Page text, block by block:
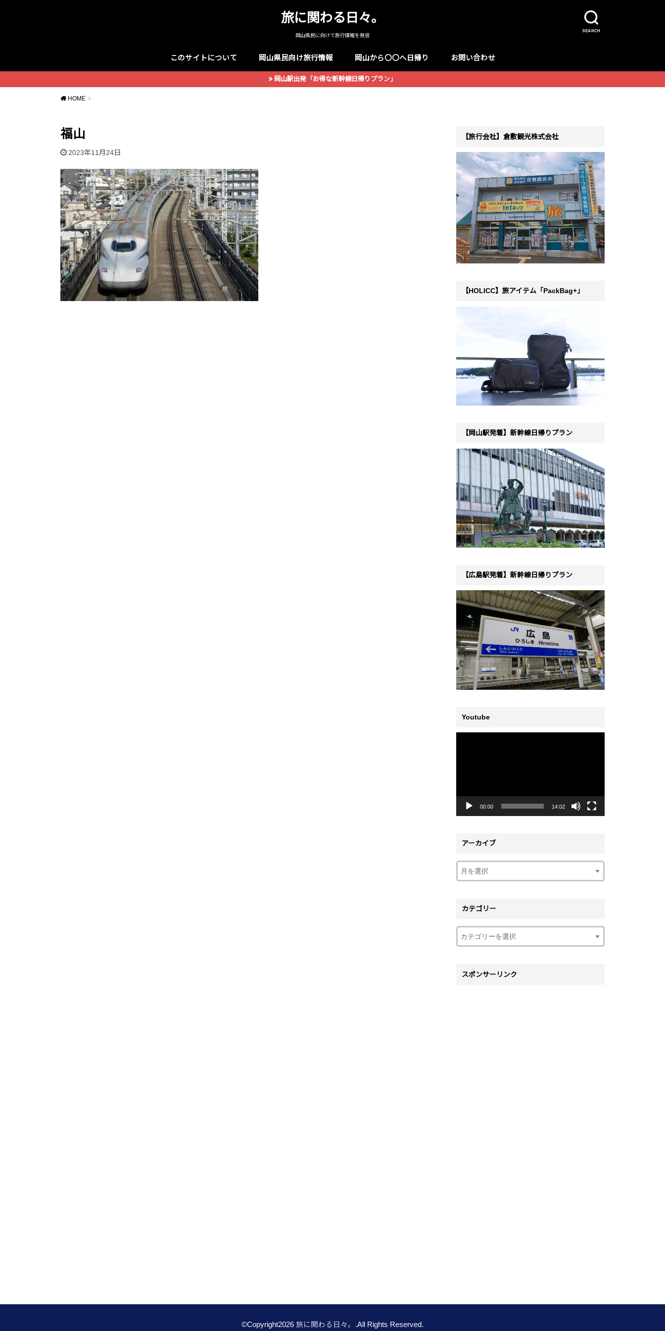
SEARCH
旅に関わる日々。
岡山県民に向けて旅行情報を発信
このサイトについて 岡山県民向け旅行情報 岡山から〇〇へ日帰り お問い合わせ
岡山駅出発「お得な新幹線日帰りプラン」
HOME
福山
2023年11月24日
【旅行会社】倉敷観光株式会社
【HOLICC】旅アイテム「PackBag+」
【岡山駅発着】新幹線日帰りプラン
【広島駅発着】新幹線日帰りプラン
Youtube
ヤ
00:00 14:02
アーカイブ
カテゴリー
スポンサーリンク
©Copyright2026 旅に関わる日々。 .All Rights Reserved.